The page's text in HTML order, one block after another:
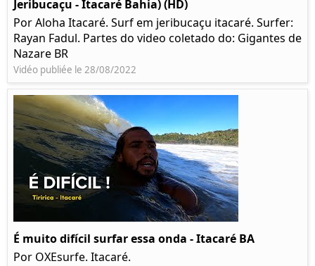
Jeribucaçu - Itacaré Bahia) (HD)
Por Aloha Itacaré. Surf em jeribucaçu itacaré. Surfer:
Rayan Fadul. Partes do video coletado do: Gigantes de
Nazare BR
Vidéo publiée le 28/08/2022
É muito difícil surfar essa onda - Itacaré BA
Por OXEsurfe. Itacaré.